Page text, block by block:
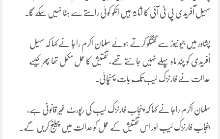
سہیل آفریدی پی ٹی آئی کا اثاثہ ہیں انکو کوئی راستے سے ہٹا نہیں سکے گا۔
پشاور میں جیو نیوز سے گفتگو کرتے ہوئے سلمان اکرم راجا نے کہا کہ سہیل
آفریدی کو چند ماہ پہلے نہیں جانتے تھے، تفتیش کا عمل مکمل تھا پھر کیسے
عدالت نے فارنزک لیب تک بات پہنچائی۔
سلمان اکرم راجا نے کہا کہ پنجاب فارنزک لیب کی رپورٹ غیر قانونی ہے،
پنجاب فارنزک لیب اور اس تفتیش کے عمل کو عدالت میں چیلنج کریں گے۔